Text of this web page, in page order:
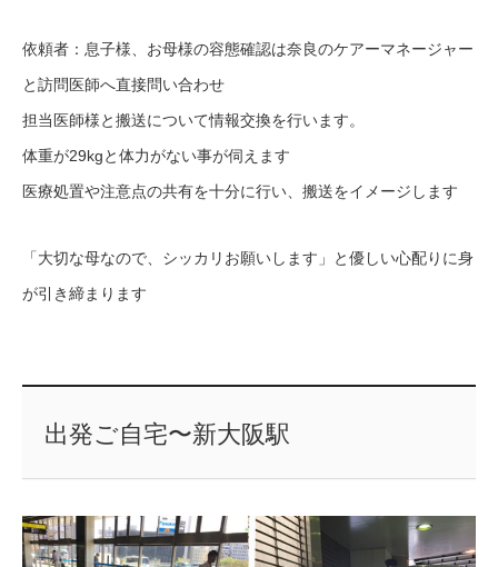
依頼者：息子様、お母様の容態確認は奈良のケアーマネージャー
と訪問医師へ直接問い合わせ
担当医師様と搬送について情報交換を行います。
体重が29kgと体力がない事が伺えます
医療処置や注意点の共有を十分に行い、搬送をイメージします
「大切な母なので、シッカリお願いします」と優しい心配りに身
が引き締まります
出発ご自宅〜新大阪駅